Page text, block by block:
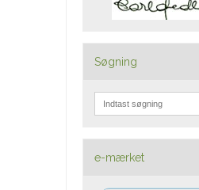
Søgning
e-mærket